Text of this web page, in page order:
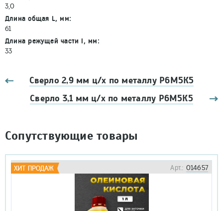
3,0
Длина общая L, мм:
61
Длина режущей части l, мм:
33
Сверло 2,9 мм ц/х по металлу Р6М5К5
Сверло 3,1 мм ц/х по металлу Р6М5К5
Сопутствующие товары
Арт.: 014657